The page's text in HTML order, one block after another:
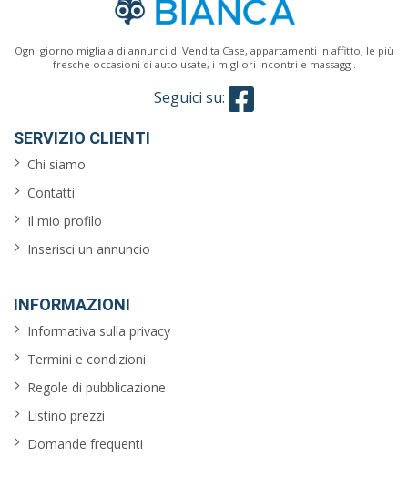
Ogni giorno migliaia di annunci di Vendita Case, appartamenti in affitto, le più
fresche occasioni di auto usate, i migliori incontri e massaggi.
Seguici su:
SERVIZIO CLIENTI
Chi siamo
Contatti
Il mio profilo
Inserisci un annuncio
INFORMAZIONI
Informativa sulla privacy
Termini e condizioni
Regole di pubblicazione
Listino prezzi
Domande frequenti